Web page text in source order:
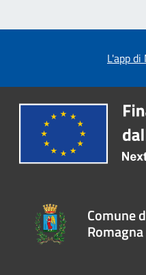
L'app
Comune
Romagna